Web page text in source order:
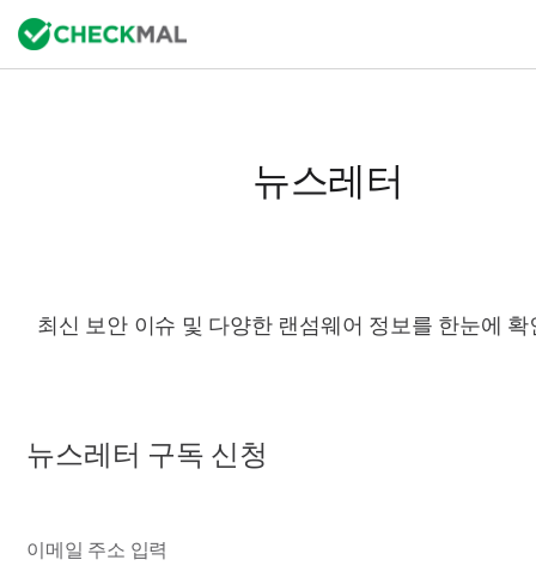
뉴스레터
최신 보안 이슈 및 다양한 랜섬웨어 정보를 한눈에 확
뉴스레터 구독 신청
이메일 주소 입력